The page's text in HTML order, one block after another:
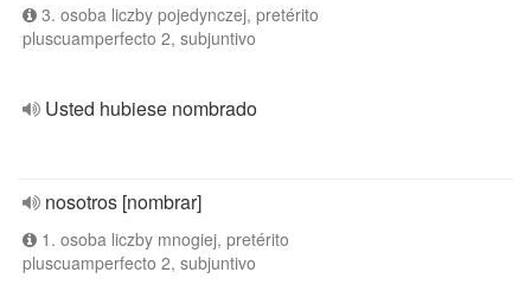
3. osoba liczby pojedynczej, pretérito
pluscuamperfecto 2, subjuntivo
Usted hubiese nombrado
nosotros [nombrar]
1. osoba liczby mnogiej, pretérito
pluscuamperfecto 2, subjuntivo